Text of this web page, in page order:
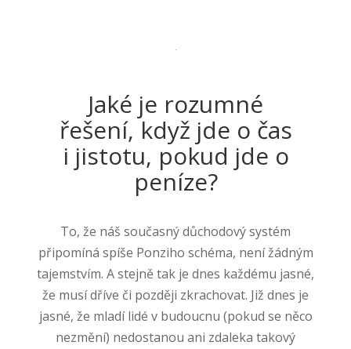
Jaké je rozumné
řešení, když jde o čas
i jistotu, pokud jde o
peníze?
To, že náš současný důchodový systém
připomíná spíše Ponziho schéma, není žádným
tajemstvím. A stejně tak je dnes každému jasné,
že musí dříve či později zkrachovat. Již dnes je
jasné, že mladí lidé v budoucnu (pokud se něco
nezmění) nedostanou ani zdaleka takový